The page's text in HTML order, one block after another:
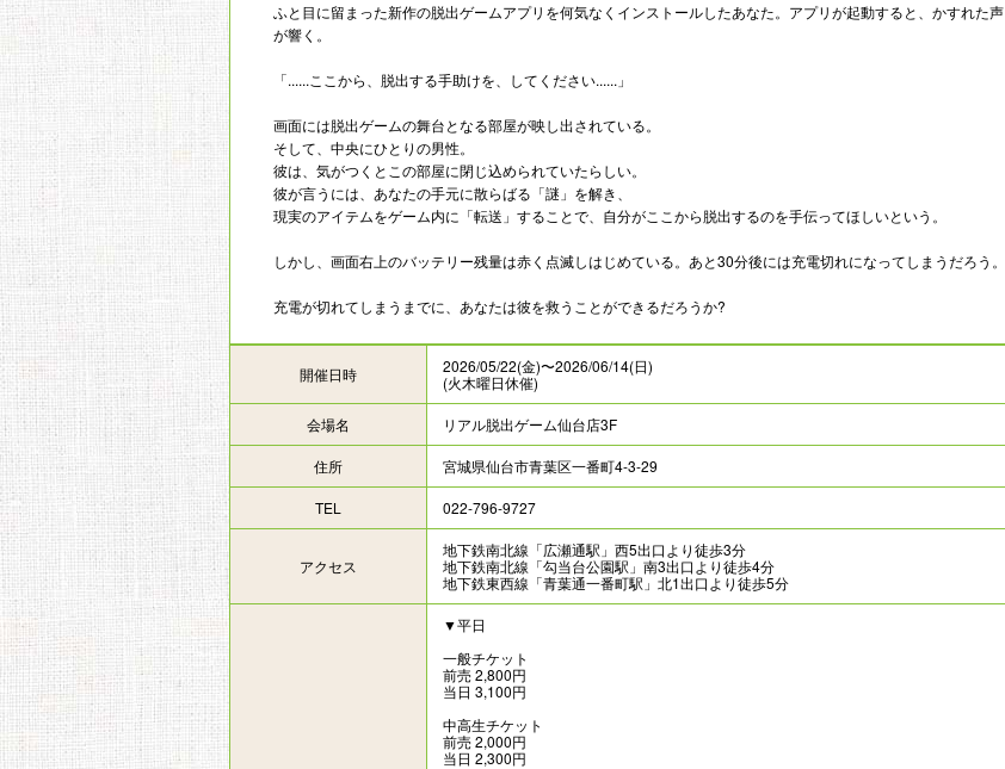
ふと目に留まった新作の脱出ゲームアプリを何気なくインストールしたあなた。アプリが起動すると、かすれた声
が響く。
「......ここから、脱出する手助けを、してください......」
画面には脱出ゲームの舞台となる部屋が映し出されている。
そして、中央にひとりの男性。
彼は、気がつくとこの部屋に閉じ込められていたらしい。
彼が言うには、あなたの手元に散らばる「謎」を解き、
現実のアイテムをゲーム内に「転送」することで、自分がここから脱出するのを手伝ってほしいという。
しかし、画面右上のバッテリー残量は赤く点滅しはじめている。あと30分後には充電切れになってしまうだろう。
充電が切れてしまうまでに、あなたは彼を救うことができるだろうか?
開催日時
2026/05/22(金)〜2026/06/14(日)
(火木曜日休催)
会場名 リアル脱出ゲーム仙台店3F
住所 宮城県仙台市青葉区一番町4-3-29
TEL 022-796-9727
アクセス
地下鉄南北線「広瀬通駅」西5出口より徒歩3分
地下鉄南北線「勾当台公園駅」南3出口より徒歩4分
地下鉄東西線「青葉通一番町駅」北1出口より徒歩5分
▼平日
一般チケット
前売 2,800円
当日 3,100円
中高生チケット
前売 2,000円
当日 2,300円